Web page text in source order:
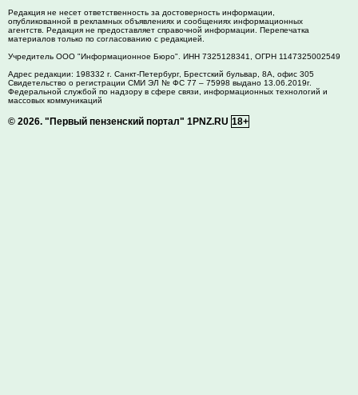
Редакция не несет ответственность за достоверность информации,
опубликованной в рекламных объявлениях и сообщениях информационных
агентств. Редакция не предоставляет справочной информации. Перепечатка
материалов только по согласованию с редакцией.
Учредитель ООО "Информационное Бюро". ИНН 7325128341, ОГРН 1147325002549
Адрес редакции: 198332 г. Санкт-Петербург, Брестский бульвар, 8А, офис 305
Свидетельство о регистрации СМИ ЭЛ № ФС 77 – 75998 выдано 13.06.2019г.
Федеральной службой по надзору в сфере связи, информационных технологий и
массовых коммуникаций
© 2026. "Первый пензенский портал" 1PNZ.RU 18+